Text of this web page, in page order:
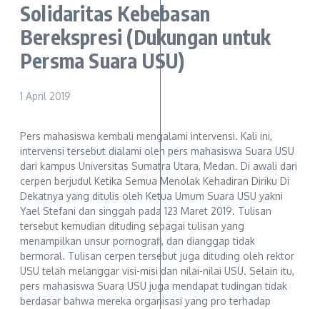
Solidaritas Kebebasan
Berekspresi (Dukungan untuk
Persma Suara USU)
1 April 2019
Pers mahasiswa kembali mengalami intervensi. Kali ini,
intervensi tersebut dialami oleh pers mahasiswa Suara USU
dari kampus Universitas Sumatra Utara, Medan. Di awali dari
cerpen berjudul Ketika Semua Menolak Kehadiran Diriku Di
Dekatnya yang ditulis oleh Ketua Umum Suara USU yakni
Yael Stefani dan singgah pada 123 Maret 2019. Tulisan
tersebut kemudian dituding sebagai tulisan yang
menampilkan unsur pornografi, dan dianggap tidak
bermoral. Tulisan cerpen tersebut juga dituding oleh rektor
USU telah melanggar visi-misi dan nilai-nilai USU. Selain itu,
pers mahasiswa Suara USU juga mendapat tudingan tidak
berdasar bahwa mereka organisasi yang pro terhadap